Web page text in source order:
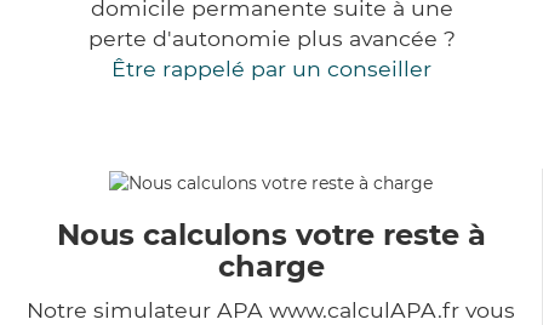
domicile permanente suite à une
perte d'autonomie plus avancée ?
Être rappelé par un conseiller
Nous calculons votre reste à
charge
Notre simulateur APA www.calculAPA.fr vous